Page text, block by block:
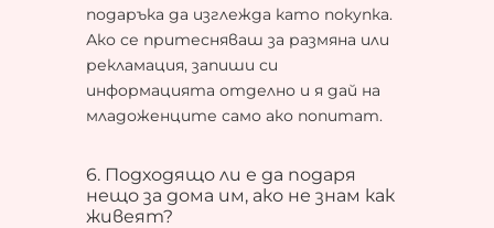
подаръка да изглежда като покупка.
Ако се притесняваш за размяна или
рекламация, запиши си
информацията отделно и я дай на
младоженците само ако попитат.
6. Подходящо ли е да подаря
нещо за дома им, ако не знам как
живеят?